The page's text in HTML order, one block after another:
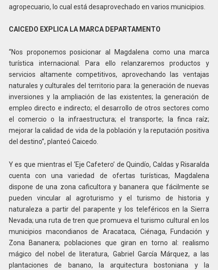
agropecuario, lo cual está desaprovechado en varios municipios.
CAICEDO EXPLICA LA MARCA DEPARTAMENTO
“Nos proponemos posicionar al Magdalena como una marca
turística internacional. Para ello relanzaremos productos y
servicios altamente competitivos, aprovechando las ventajas
naturales y culturales del territorio para: la generación de nuevas
inversiones y la ampliación de las existentes; la generación de
empleo directo e indirecto; el desarrollo de otros sectores como
el comercio o la infraestructura; el transporte; la finca raíz;
mejorar la calidad de vida de la población y la reputación positiva
del destino”, planteó Caicedo.
Y es que mientras el ‘Eje Cafetero’ de Quindío, Caldas y Risaralda
cuenta con una variedad de ofertas turísticas, Magdalena
dispone de una zona caficultora y bananera que fácilmente se
pueden vincular al agroturismo y el turismo de historia y
naturaleza a partir del parapente y los teleféricos en la Sierra
Nevada; una ruta de tren que promueva el turismo cultural en los
municipios macondianos de Aracataca, Ciénaga, Fundación y
Zona Bananera; poblaciones que giran en torno al: realismo
mágico del nobel de literatura, Gabriel García Márquez, a las
plantaciones de banano, la arquitectura bostoniana y la